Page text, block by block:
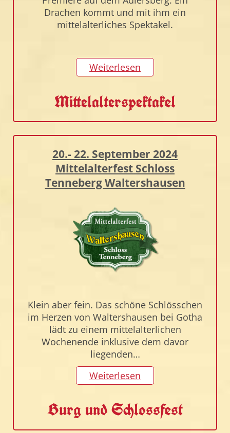
Drachen kommt und mit ihm ein
mittelalterliches Spektakel.
Weiterlesen
Mittelalterspektakel
20.- 22. September 2024
Mittelalterfest Schloss
Tenneberg Waltershausen
Klein aber fein. Das schöne Schlösschen
im Herzen von Waltershausen bei Gotha
lädt zu einem mittelalterlichen
Wochenende inklusive dem davor
liegenden…
Weiterlesen
Burg und Schlossfest